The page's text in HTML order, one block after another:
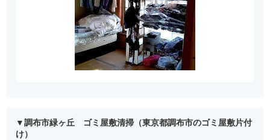
調布市緑ヶ丘 ゴミ屋敷清掃（東京都調布市のゴミ屋敷片付
け）